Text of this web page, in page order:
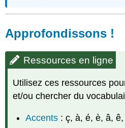
Approfondissons !
Ressources en ligne
Utilisez ces ressources
et/ou chercher du
Accents : ç, à, é, è, â,